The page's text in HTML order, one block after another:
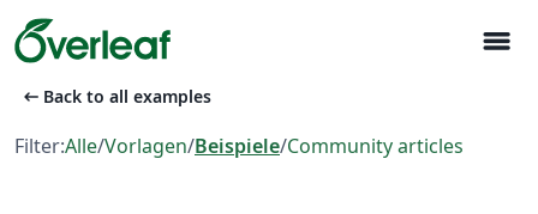
menu
arrow_left_alt Back to all examples
Filter:Alle/Vorlagen/Beispiele/Community articles